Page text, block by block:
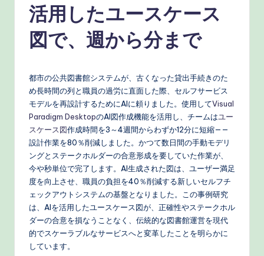
P
活用したユースケース
図で、週から分まで
都市の公共図書館システムが、古くなった貸出手続きのた
め長時間の列と職員の過労に直面した際、セルフサービス
モデルを再設計するためにAIに頼りました。使用してVisual
Paradigm DesktopのAI図作成機能を活用し、チームはユー
スケース図作成時間を3～4週間からわずか12分に短縮——
設計作業を80％削減しました。かつて数日間の手動モデリ
ングとステークホルダーの合意形成を要していた作業が、
今や秒単位で完了します。AI生成された図は、ユーザー満足
度を向上させ、職員の負担を40％削減する新しいセルフチ
ェックアウトシステムの基盤となりました。この事例研究
は、AIを活用したユースケース図が、正確性やステークホル
ダーの合意を損なうことなく、伝統的な図書館運営を現代
的でスケーラブルなサービスへと変革したことを明らかに
しています。